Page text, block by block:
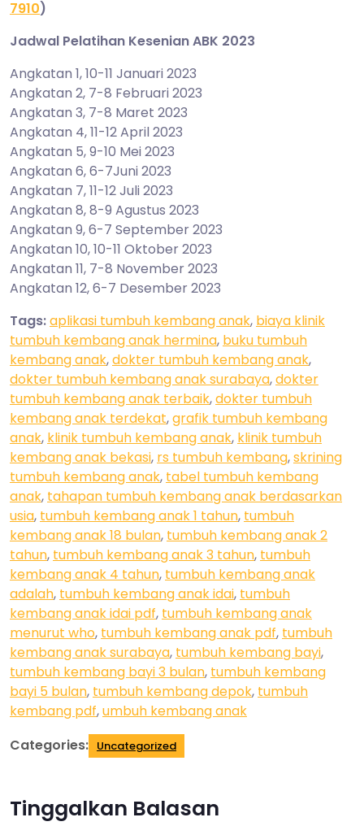
7910)
Jadwal Pelatihan Kesenian ABK 2023
Angkatan 1, 10-11 Januari 2023
Angkatan 2, 7-8 Februari 2023
Angkatan 3, 7-8 Maret 2023
Angkatan 4, 11-12 April 2023
Angkatan 5, 9-10 Mei 2023
Angkatan 6, 6-7Juni 2023
Angkatan 7, 11-12 Juli 2023
Angkatan 8, 8-9 Agustus 2023
Angkatan 9, 6-7 September 2023
Angkatan 10, 10-11 Oktober 2023
Angkatan 11, 7-8 November 2023
Angkatan 12, 6-7 Desember 2023
Tags:aplikasi tumbuh kembang anak, biaya klinik
tumbuh kembang anak hermina, buku tumbuh
kembang anak,dokter tumbuh kembang anak,
dokter tumbuh kembang anak surabaya,dokter
tumbuh kembang anak terbaik,dokter tumbuh
kembang anak terdekat,grafik tumbuh kembang
anak, klinik tumbuh kembang anak, klinik tumbuh
kembang anak bekasi, rs tumbuh kembang,skrining
tumbuh kembang anak, tabel tumbuh kembang
anak, tahapan tumbuh kembang anak berdasarkan
usia, tumbuh kembang anak 1 tahun, tumbuh
kembang anak 18 bulan, tumbuh kembang anak 2
tahun, tumbuh kembang anak 3 tahun, tumbuh
kembang anak 4 tahun, tumbuh kembang anak
adalah, tumbuh kembang anak idai, tumbuh
kembang anak idai pdf, tumbuh kembang anak
menurut who, tumbuh kembang anak pdf, tumbuh
kembang anak surabaya, tumbuh kembang bayi,
tumbuh kembang bayi 3 bulan, tumbuh kembang
bayi 5 bulan, tumbuh kembang depok, tumbuh
kembang pdf,umbuh kembang anak
Categories: Uncategorized
Tinggalkan Balasan